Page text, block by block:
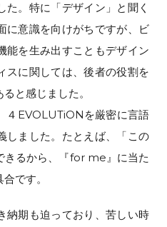
。特に「デザイン」と聞く
に意識を向けがちですが、ビ
能を生み出すこともデザイン
スに関しては、後者の役割を
と感じました。
４EVOLUTiONを厳密に言語
しました。たとえば、「この
きるから、『for me』に当た
です。
納期も迫っており、苦しい時